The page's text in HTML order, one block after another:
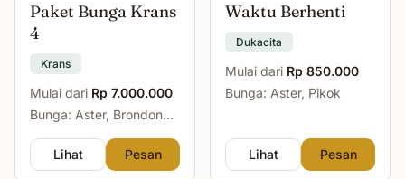
Paket Bunga Krans
4
Krans
Mulai dari Rp 7.000.000
Bunga: Aster, Brondong,
Lihat
Pesan
Waktu Berhenti
Dukacita
Mulai dari Rp 850.000
Bunga: Aster, Pikok
Lihat Pesan